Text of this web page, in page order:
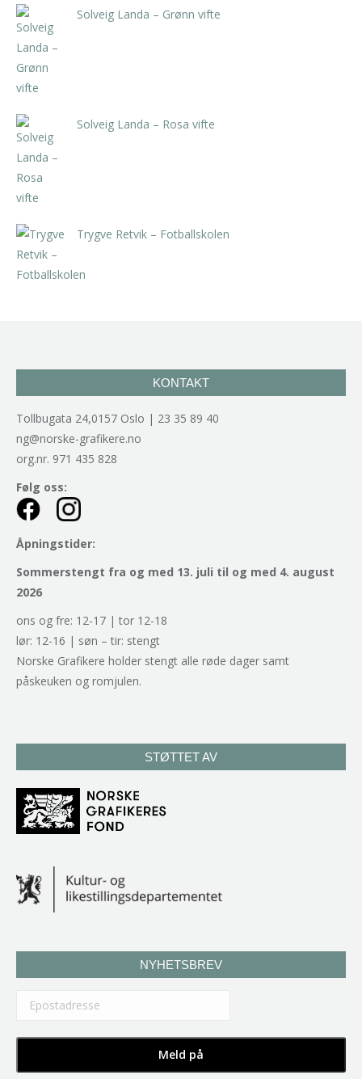
Solveig Landa – Grønn vifte
Solveig Landa – Rosa vifte
Trygve Retvik – Fotballskolen
KONTAKT
Tollbugata 24,0157 Oslo | 23 35 89 40
ng@norske-grafikere.no
org.nr. 971 435 828
Følg oss:
Åpningstider:
Sommerstengt fra og med 13. juli til og med 4. august
2026
ons og fre: 12-17 | tor 12-18
lør: 12-16 | søn – tir: stengt
Norske Grafikere holder stengt alle røde dager samt
påskeuken og romjulen.
STØTTET AV
NYHETSBREV